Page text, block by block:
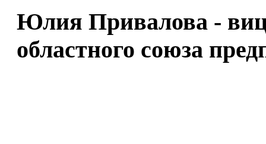
Юлия Привалова -
областного союза